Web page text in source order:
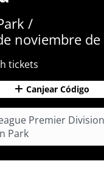
/
noviembre
tickets
Canjear Código
Premier
Park